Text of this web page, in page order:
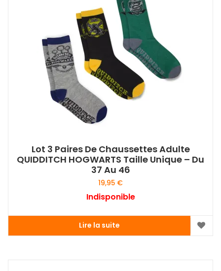
Lot 3 Paires De Chaussettes Adulte
QUIDDITCH HOGWARTS Taille Unique – Du
37 Au 46
19,95 €
Indisponible
Lire la suite